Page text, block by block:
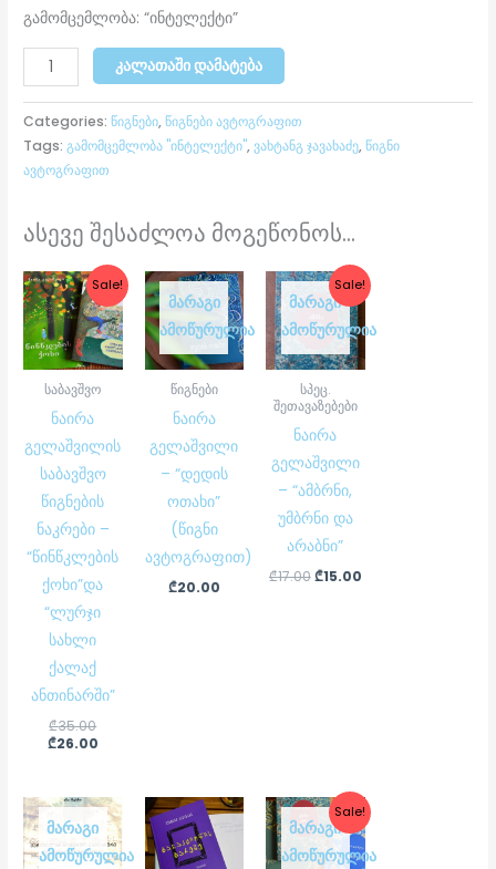
გამომცემლობა: “ინტელექტი”
ᲙᲐᲚᲐᲗᲐᲨᲘ ᲓᲐᲛᲐᲢᲔᲑᲐ
Categories:წიგნები,წიგნები ავტოგრაფით
Tags:გამომცემლობა "ინტელექტი",ვახტანგ ჯავახაძე,წიგნი
ავტოგრაფით
ასევე შესაძლოა მოგეწონოს...
Sale!
საბავშვო
ნაირა
გელაშვილის
საბავშვო
წიგნების
ნაკრები –
“წინწკლების
ქოხი”და
“ლურჯი
სახლი
ქალაქ
ანთინარში”
₾35.00
Original
price
was:
₾35.00.
₾26.00
Current
price
is:
₾26.00.
ᲛᲐᲠᲐᲒᲘ
ᲐᲛᲝᲬᲣᲠᲣᲚᲘᲐ
წიგნები
ნაირა
გელაშვილი
– “დედის
ოთახი”
(წიგნი
ავტოგრაფით)
₾20.00
Sale!
ᲛᲐᲠᲐᲒᲘ
ᲐᲛᲝᲬᲣᲠᲣᲚᲘᲐ
სპეც.
შეთავაზებები
ნაირა
გელაშვილი
– “ამბრნი,
უმბრნი და
არაბნი”
₾17.00
Original
price
was:
₾17.00.
₾15.00
Current
price
₾15.00.
ᲛᲐᲠᲐᲒᲘ
ᲐᲛᲝᲬᲣᲠᲣᲚᲘᲐ
Sale!
ᲛᲐᲠᲐᲒᲘ
ᲐᲛᲝᲬᲣᲠᲣᲚᲘᲐ
Original
price
was:
₾54.00.
Current
price
is:
₾48.00.